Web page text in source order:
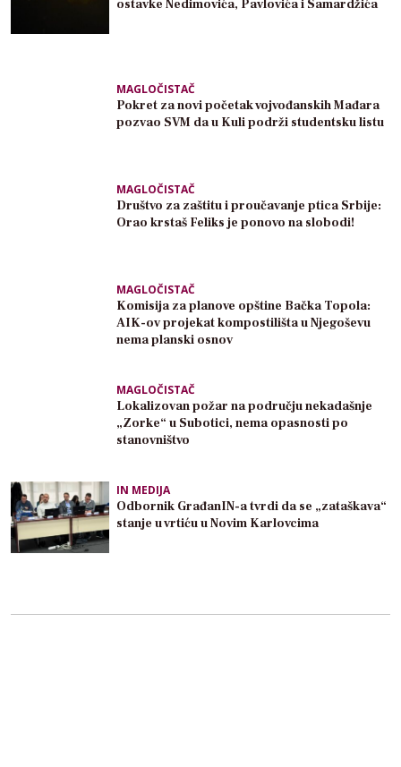
ostavke Nedimovića, Pavlovića i Samardžića
MAGLOČISTAČ
Pokret za novi početak vojvođanskih Mađara
pozvao SVM da u Kuli podrži studentsku listu
MAGLOČISTAČ
Društvo za zaštitu i proučavanje ptica Srbije:
Orao krstaš Feliks je ponovo na slobodi!
MAGLOČISTAČ
Komisija za planove opštine Bačka Topola:
AIK-ov projekat kompostilišta u Njegoševu
nema planski osnov
MAGLOČISTAČ
Lokalizovan požar na području nekadašnje
„Zorke“ u Subotici, nema opasnosti po
stanovništvo
IN MEDIJA
Odbornik GrađanIN-a tvrdi da se „zataškava“
stanje u vrtiću u Novim Karlovcima